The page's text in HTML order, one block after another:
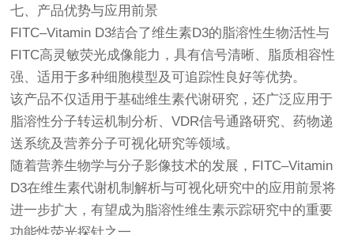
七、产品优势与应用前景
FITC–Vitamin D3结合了维生素D3的脂溶性生物活性与
FITC高灵敏荧光成像能力，具有信号清晰、脂质相容性
强、适用于多种细胞模型及可追踪性良好等优势。
该产品不仅适用于基础维生素代谢研究，还广泛应用于
脂溶性分子转运机制分析、VDR信号通路研究、药物递
送系统及营养分子可视化研究等领域。
随着营养生物学与分子影像技术的发展，FITC–Vitamin
D3在维生素代谢机制解析与可视化研究中的应用前景将
进一步扩大，有望成为脂溶性维生素示踪研究中的重要